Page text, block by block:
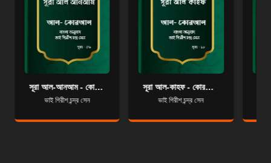
সূরা আল-আনআম - কোরআন শরীফ বাংলা অনুবাদ - সূরা ৬
ভাই গিরীশ চন্দ্র সেন
সূরা আল-কাহফ - কোরআন শরীফ বাংলা অনুবাদ - সূরা ১৮
ভাই গিরীশ চন্দ্র সেন